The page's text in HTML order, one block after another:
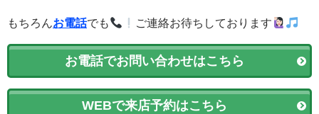
もちろんお電話でも ご連絡お待ちしております
お電話でお問い合わせはこちら
WEBで来店予約はこちら